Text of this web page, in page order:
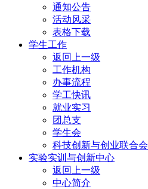
通知公告
活动风采
表格下载
学生工作
返回上一级
工作机构
办事流程
学工快讯
就业实习
团总支
学生会
科技创新与创业联合会
实验实训与创新中心
返回上一级
中心简介